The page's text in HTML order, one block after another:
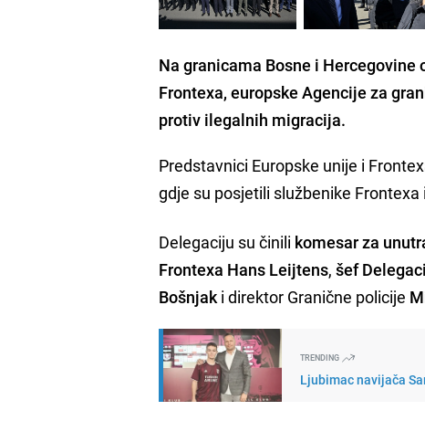
Na granicama Bosne i Hercegovine
Frontexa, europske Agencije za
protiv ilegalnih migracija.
Predstavnici Europske unije i
gdje su posjetili službenike Frontexa
Delegaciju su činili komesar za
Frontexa Hans Leijtens,šef
Bošnjak i direktor Granične policije
TRENDING
Ljubimac navijača